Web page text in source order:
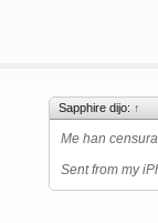
Sapphire dijo: ↑
Me han
Sent from my